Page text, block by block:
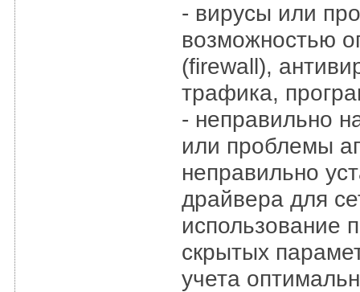
- вирусы или
возможностью
(firewall),
трафика,
- неправильно
или проблемы
неправильно
драйвера для
использование
скрытых
учета